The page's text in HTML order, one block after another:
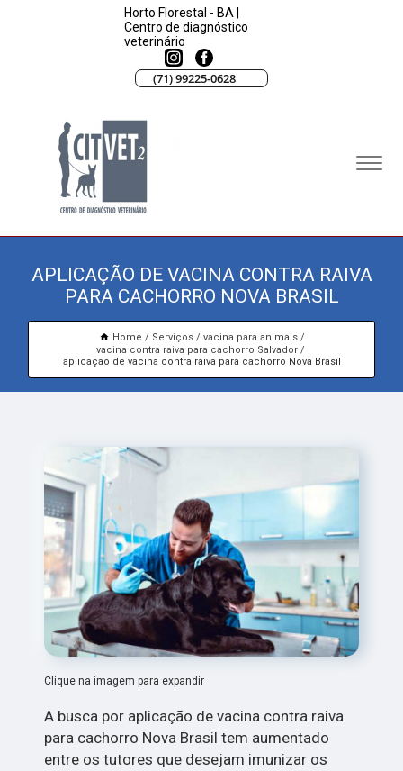
Horto Florestal - BA |
Centro de diagnóstico
veterinário
(71) 99225-0628
APLICAÇÃO DE VACINA CONTRA RAIVA
PARA CACHORRO NOVA BRASIL
Home Serviços
vacina para animais
vacina contra raiva para cachorro Salvador
aplicação de vacina contra raiva para cachorro Nova Brasil
Clique na imagem para expandir
A busca por aplicação de vacina contra raiva
para cachorro Nova Brasil tem aumentado
entre os tutores que desejam imunizar os